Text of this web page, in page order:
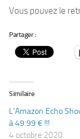
Vous pouvez le
Partager :
Similaire
L’Amazon Echo
à 49.99 € !!!
4 octobre 2020